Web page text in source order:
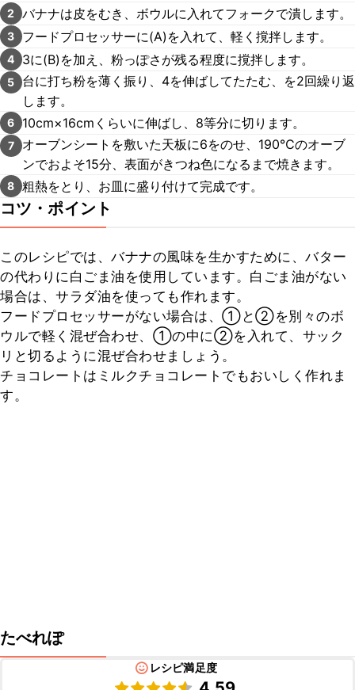
2 バナナは皮をむき、ボウルに入れてフォークで潰します。
3 フードプロセッサーに(A)を入れて、軽く撹拌します。
4 3に(B)を加え、粉っぽさが残る程度に撹拌します。
5
台に打ち粉を薄く振り、4を伸ばしてたたむ、を2回繰り返
します。
6 10cm×16cmくらいに伸ばし、8等分に切ります。
7
オーブンシートを敷いた天板に6をのせ、190℃のオーブ
ンでおよそ15分、表面がきつね色になるまで焼きます。
8 粗熱をとり、お皿に盛り付けて完成です。
コツ・ポイント
このレシピでは、バナナの風味を生かすために、バター
の代わりに白ごま油を使用しています。白ごま油がない
場合は、サラダ油を使っても作れます。
フードプロセッサーがない場合は、①と②を別々のボ
ウルで軽く混ぜ合わせ、①の中に②を入れて、サック
リと切るように混ぜ合わせましょう。
チョコレートはミルクチョコレートでもおいしく作れま
す。
たべれぽ
レシピ満足度